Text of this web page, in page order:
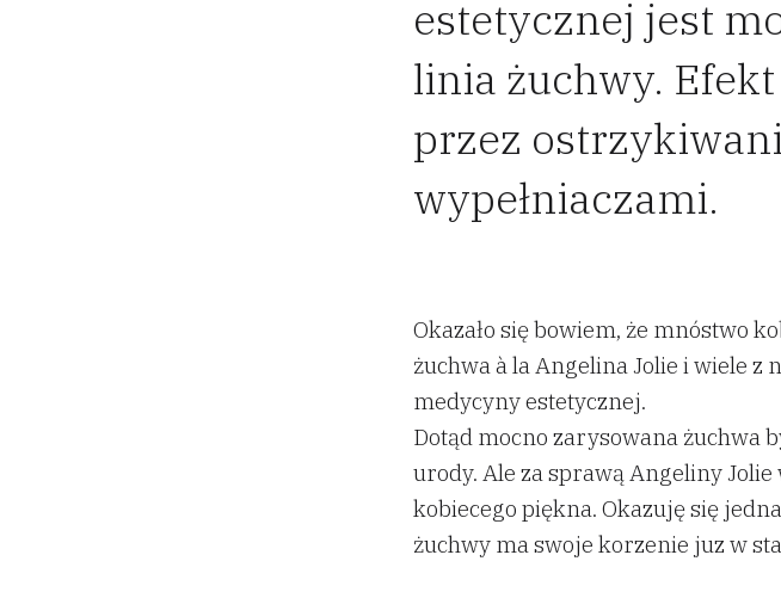
estetycznej jest
linia żuchwy.
przez
wypełniaczami.
Okazało się bowiem, że mnóstwo
żuchwa à la Angelina Jolie i wiele
medycyny estetycznej.
Dotąd mocno zarysowana żuchwa
urody. Ale za sprawą Angeliny
kobiecego piękna. Okazuję się
żuchwy ma swoje korzenie juz w